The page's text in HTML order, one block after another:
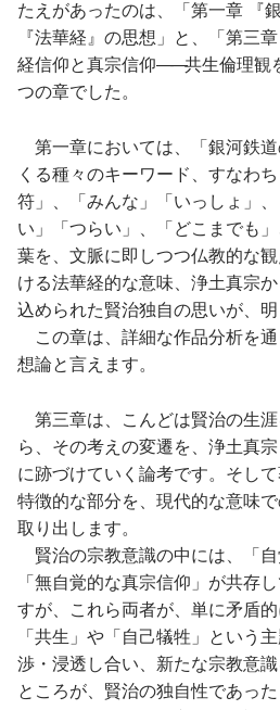
たえがあったのは、「第一章 『
『法華経』の思想」と、「第三
経信仰と真宗信仰――共生倫理観
つの章でした。
第一章においては、「銀河鉄
くる種々のキーワード、すなわ
符」、「みんな」「いっしょ」
い」「つらい」、「どこまでも
葉を、文脈に即しつつ仏教的な
ける法華経的な意味、浄土真宗
込められた賢治独自の思いが、明
この章は、詳細な作品分析を
想論と言えます。
第三章は、こんどは賢治の生
ら、その考えの変遷を、浄土真
に跡づけていく論考です。そし
特徴的な部分を、現代的な意味
取り出します。
賢治の宗教意識の中には、「自
「無自覚的な真宗信仰」が共存
すが、これら両者が、単に矛盾的
「共生」や「自己犠牲」という
渉・浸透し合い、新たな宗教意
ところが、賢治の独自性であっ